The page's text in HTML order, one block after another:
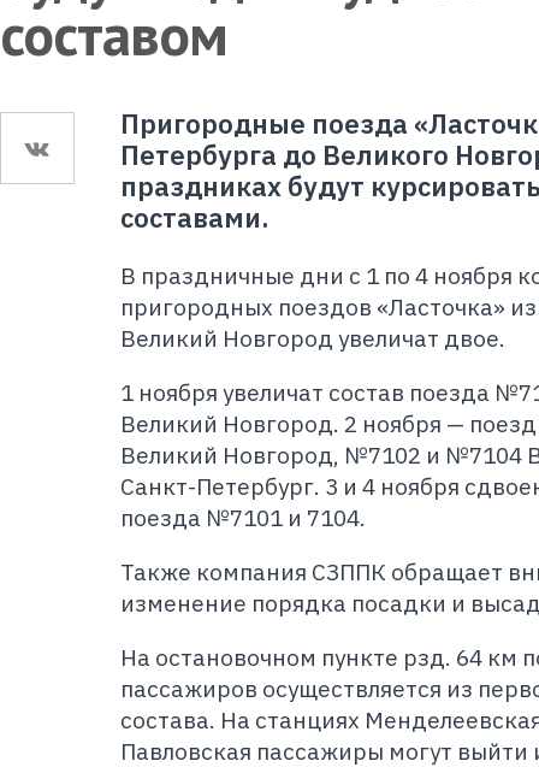
составом
Пригородные поезда
Петербурга до Великого
праздниках будут
составами.
В праздничные дни с 1 по 4 ноября
пригородных поездов «Ласточка»
Великий Новгород увеличат двое.
1 ноября увеличат состав поезда
Великий Новгород. 2 ноября —
Великий Новгород, №7102 и №7104
Санкт-Петербург. 3 и 4 ноября
поезда №7101 и 7104.
Также компания СЗППК обращает
изменение порядка посадки и
На остановочном пункте рзд. 64 км
пассажиров осуществляется из
состава. На станциях
Павловская пассажиры могут выйти